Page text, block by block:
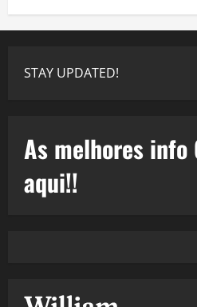
STAY UPDATED!
As melhores info
aqui!!